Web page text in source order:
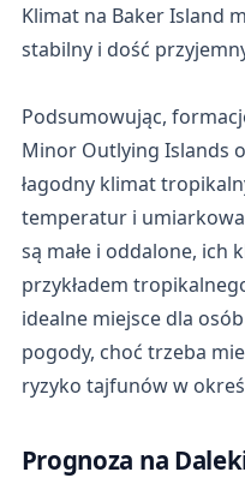
Klimat na Baker Island
stabilny i dość
Podsumowując,
Minor Outlying Islands
łagodny klimat
temperatur i
są małe i oddalone, ich
przykładem
idealne miejsce dla
pogody, choć trzeba
ryzyko tajfunów w
Prognoza na